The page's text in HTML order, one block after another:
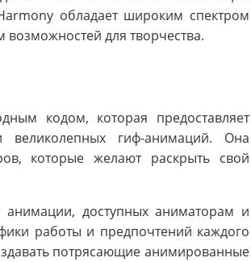
обладает широким спектром
для творчества.
кодом, которая предоставляет
гиф-анимаций. Она
которые желают раскрыть свой
доступных аниматорам и
работы и предпочтений каждого
потрясающие анимированные